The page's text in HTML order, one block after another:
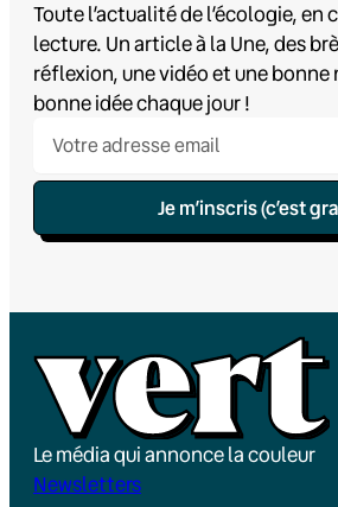
Toute l’actualité de l’écologie, en
lecture. Un article à la Une, des
réflexion, une vidéo et une bonne
bonne idée chaque jour !
Je m’inscris (c’est
Le média qui annonce la couleur
Newsletters